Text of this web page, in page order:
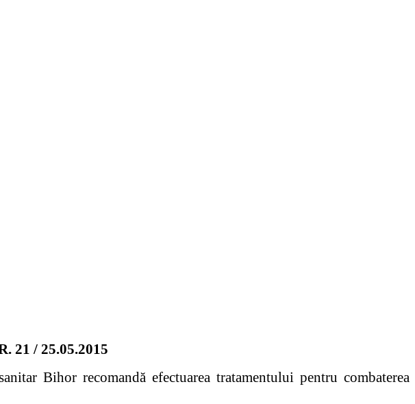
21 / 25.05.2015
Bihor recomandă efectuarea tratamentului pentru combaterea